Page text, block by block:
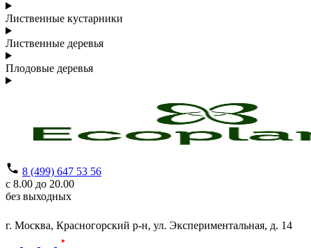
Лиственные кустарники
Лиственные деревья
Плодовые деревья
8 (499) 647 53 56
с 8.00 до 20.00
без выходных
г. Москва, Красногорский р-н, ул. Экспериментальная, д. 14